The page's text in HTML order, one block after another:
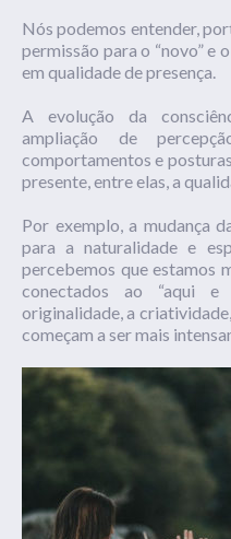
Nós podemos entender,
permissão para o “novo” e
em qualidade de presença.
A evolução da
ampliação de
comportamentos e
presente, entre elas, a
Por exemplo, a mudança
para a naturalidade e
percebemos que estamos
conectados ao “aqui e
originalidade, a
começam a ser mais